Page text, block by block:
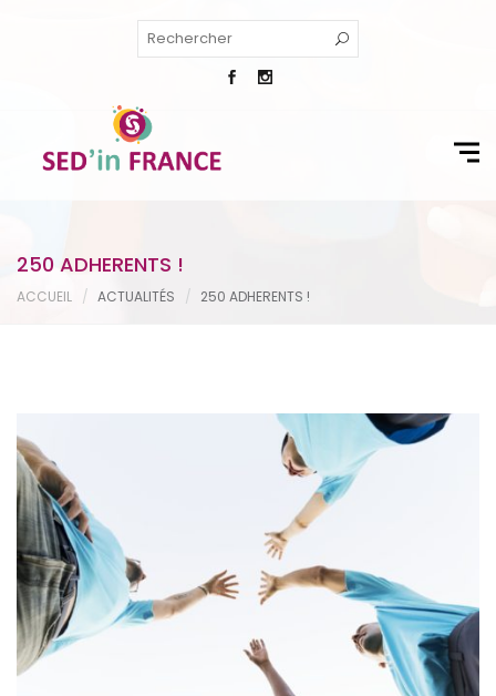
250 ADHERENTS !
ACCUEIL ACTUALITÉS 250 ADHERENTS !